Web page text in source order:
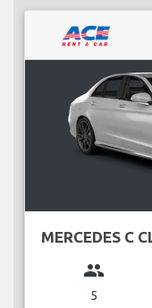
MERCEDES C
group
5